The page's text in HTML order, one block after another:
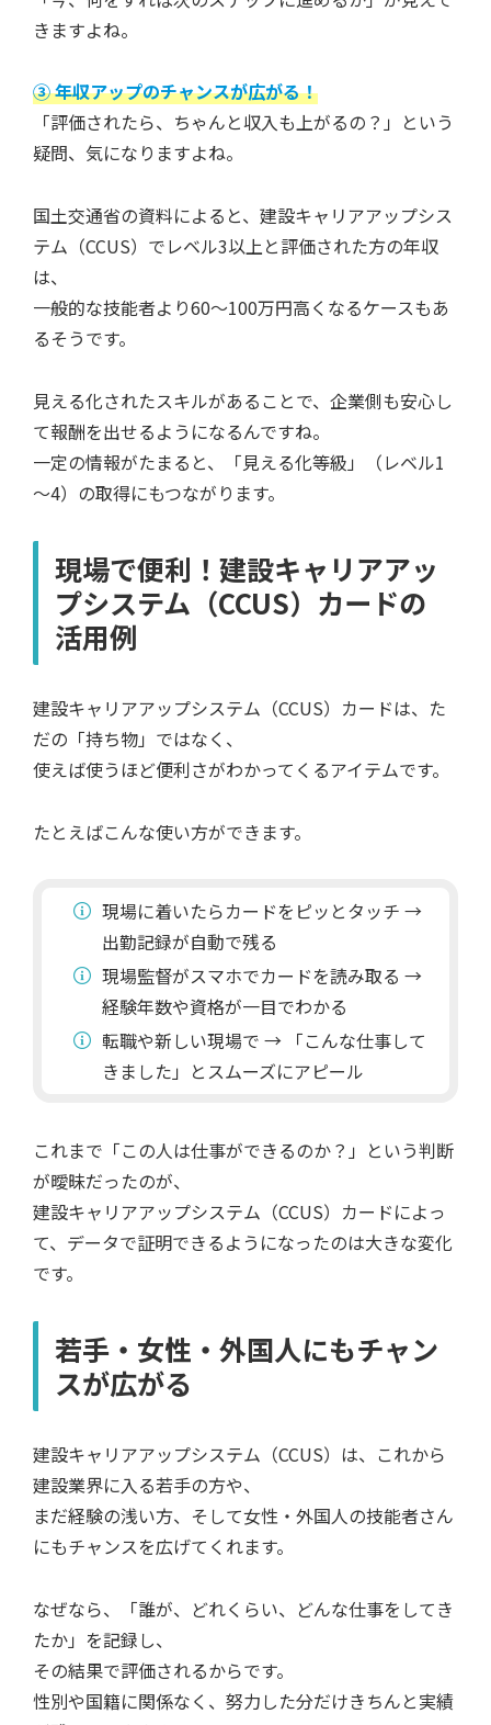
きますよね。
③ 年収アップのチャンスが広がる！
「評価されたら、ちゃんと収入も上がるの？」という
疑問、気になりますよね。
国土交通省の資料によると、建設キャリアアップシス
テム（CCUS）でレベル3以上と評価された方の年収
は、
一般的な技能者より60～100万円高くなるケースもあ
るそうです。
見える化されたスキルがあることで、企業側も安心し
て報酬を出せるようになるんですね。
一定の情報がたまると、「見える化等級」（レベル1
～4）の取得にもつながります。
現場で便利！建設キャリアアッ
プシステム（CCUS）カードの
活用例
建設キャリアアップシステム（CCUS）カードは、た
だの「持ち物」ではなく、
使えば使うほど便利さがわかってくるアイテムです。
たとえばこんな使い方ができます。
現場に着いたらカードをピッとタッチ →
出勤記録が自動で残る
現場監督がスマホでカードを読み取る →
経験年数や資格が一目でわかる
転職や新しい現場で → 「こんな仕事して
きました」とスムーズにアピール
これまで「この人は仕事ができるのか？」という判断
が曖昧だったのが、
建設キャリアアップシステム（CCUS）カードによっ
て、データで証明できるようになったのは大きな変化
です。
若手・女性・外国人にもチャン
スが広がる
建設キャリアアップシステム（CCUS）は、これから
建設業界に入る若手の方や、
まだ経験の浅い方、そして女性・外国人の技能者さん
にもチャンスを広げてくれます。
なぜなら、「誰が、どれくらい、どんな仕事をしてき
たか」を記録し、
その結果で評価されるからです。
性別や国籍に関係なく、努力した分だけきちんと実績